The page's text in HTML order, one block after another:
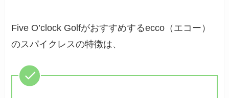
Five O’clock Golfがおすすめするecco（エコー）
のスパイクレスの特徴は、